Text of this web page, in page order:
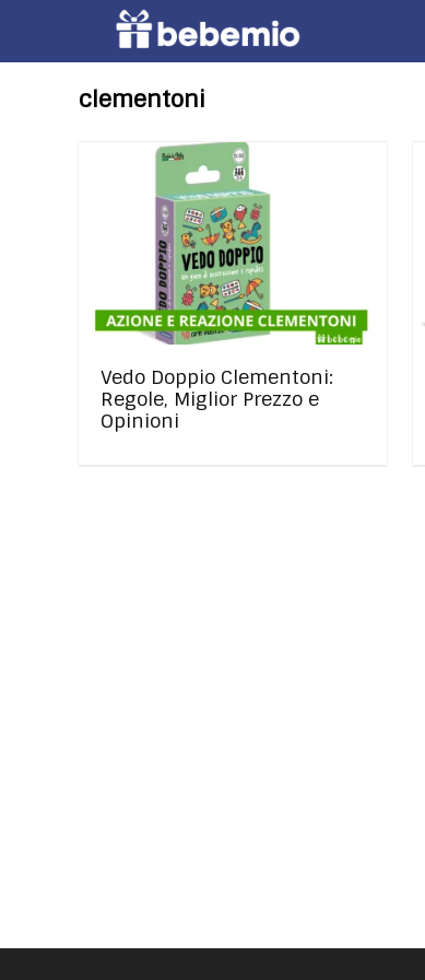
clementoni
Vedo Doppio Clementoni:
Regole, Miglior Prezzo e
Opinioni